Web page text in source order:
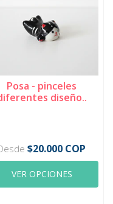
Posa - pinceles
diseño..
$20.000 COP
VER OPCIONES